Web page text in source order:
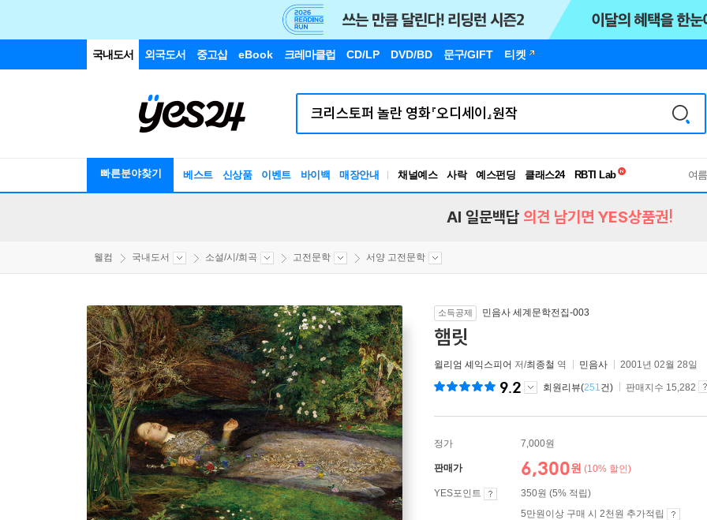
국내도서 외국도서 중고샵 eBook 크레마클럽 CD/LP DVD/BD 문구/GIFT 티켓
빠른분야찾기 베스트 신상품 이벤트 바이백 매장안내 채널예스 사락 예스펀딩 클래스24
RBTI Lab
여
AI 일문백답 의견 남기면 YES상품권!
웰컴 국내도서 소설/시/희곡 고전문학 서양 고전문학
소득공제 민음사 세계문학전집-003
햄릿
윌리엄 셰익스피어 저/최종철 역 민음사 2001년 02월 28일
9.2 회원리뷰(251건) 판매지수 15,282
정가 7,000원
판매가 6,300원 (10% 할인)
YES포인트
350원 (5% 적립)
5만원이상 구매 시 2천원 추가적립